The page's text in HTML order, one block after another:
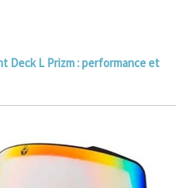
Deck L Prizm : performance et